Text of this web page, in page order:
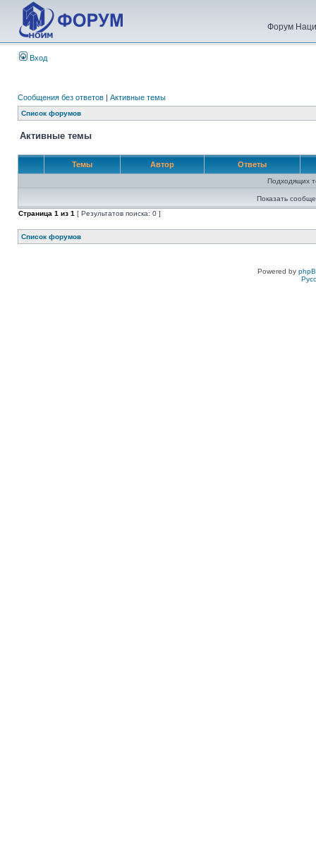
Форум
Вход
Сообщения без ответов | Активные темы
Список форумов
Активные темы
Темы Автор Ответы
Подходящих
Показать
Страница 1 из 1 [ Результатов поиска: 0 ]
Список форумов
Powered by